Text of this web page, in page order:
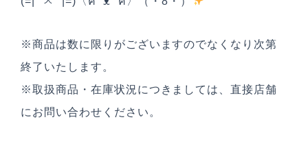
※商品は数に限りがございますのでなくなり次第
終了いたします。
※取扱商品・在庫状況につきましては、直接店舗
にお問い合わせください。